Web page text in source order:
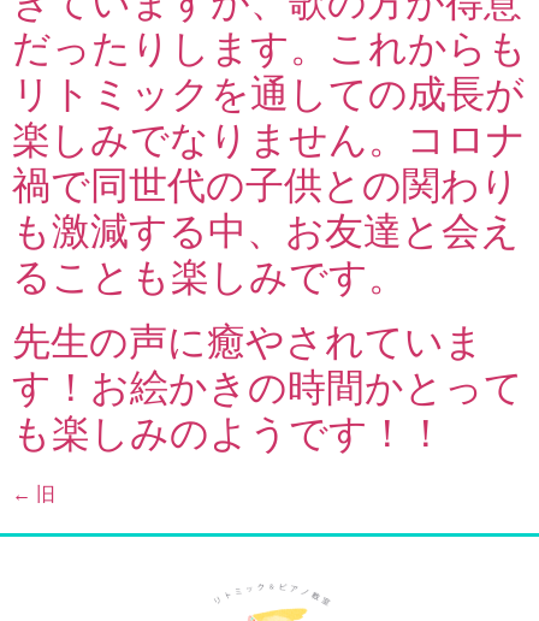
だったりします。これからも
リトミックを通しての成長が
楽しみでなりません。コロナ
禍で同世代の子供との関わり
も激減する中、お友達と会え
ることも楽しみです。
先生の声に癒やされていま
す！お絵かきの時間かとって
も楽しみのようです！！
← 旧